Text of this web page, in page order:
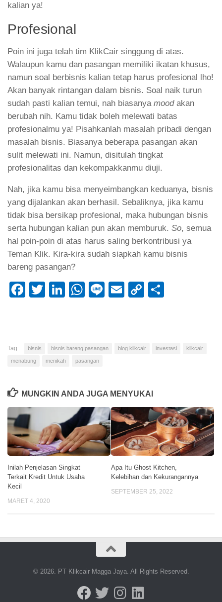
kalian ya!
Profesional
Poin ini juga telah tim KlikCair singgung di atas.
Walaupun kamu dan pasangan memiliki ikatan khusus,
namun soal berbisnis kalian tetap harus profesional lho!
Akan banyak rintangan dalam bisnis. Soal naik turun
sudah pasti kalian temui, nah biasanya moodakan
berubah nih. Kamu tidak boleh melewati batas
profesionalmu ya! Pisahkanlah masalah pribadi dengan
masalah bisnis. Biasanya beberapa pasangan akan
sulit melewati ini. Namun, disitulah tingkat
profesionalitas dan kekompakkanmu diuji.
Nah, jika kamu bisa menyeimbangkan keduanya, bisnis
yang dijalankan akan berhasil. Sebaliknya, jika kamu
tidak bisa bersikap profesional, maka hubungan bisnis
serta hubungan kalian pun akan memburuk. So, semua
hal poin-poin di atas harus saling berkontribusi ya
Teman Klik. Kira-kira sudah siapkah kamu bisnis
bareng pasangan?
Facebook
Twitter
LinkedIn
WhatsApp
LineEmailCopy
Tag: bisnis bisnis bareng pasangan blog klikcair investasi klikcair
menabung menikah pasangan
MUNGKIN ANDA JUGA MENYUKAI
Inilah Penjelasan Singkat
Terkait Kredit Untuk Usaha
Kecil
MARET 4, 2020
Apa Itu Ghost Kitchen,
Kelebihan dan Kekurangannya
SEPTEMBER 25, 2022
© 2026. PT Klikcair Magga Jaya. All Rights Reserved.